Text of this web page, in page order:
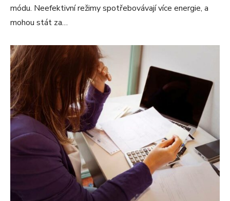
módu. Neefektivní režimy spotřebovávají více energie, a
mohou stát za…